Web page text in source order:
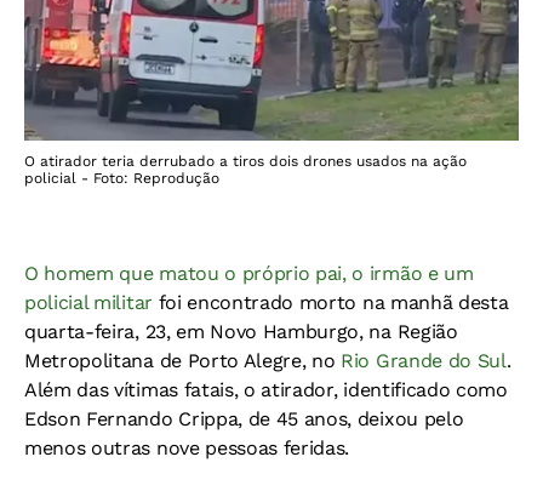
O atirador teria derrubado a tiros dois drones usados na ação
policial - Foto: Reprodução
O homem que matou o próprio pai, o irmão e um
policial militar foi encontrado morto na manhã desta
quarta-feira, 23, em Novo Hamburgo, na Região
Metropolitana de Porto Alegre, no Rio Grande do Sul.
Além das vítimas fatais, o atirador, identificado como
Edson Fernando Crippa, de 45 anos, deixou pelo
menos outras nove pessoas feridas.